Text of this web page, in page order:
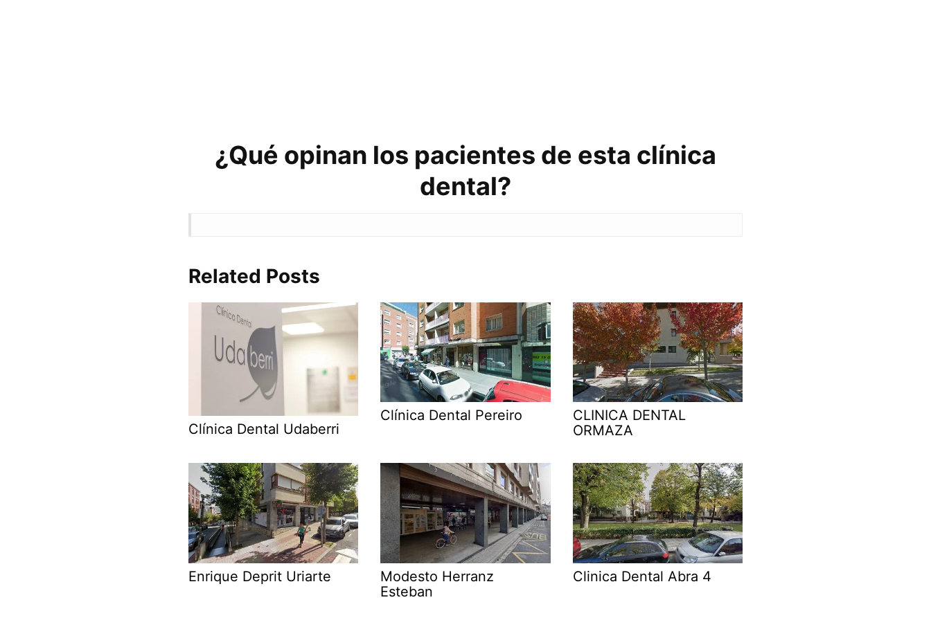
¿Qué opinan los pacientes de esta clínica
dental?
Related Posts
Clínica Dental Udaberri
Clínica Dental Pereiro
CLINICA DENTAL
ORMAZA
Enrique Deprit Uriarte
Modesto Herranz
Esteban
Clinica Dental Abra 4